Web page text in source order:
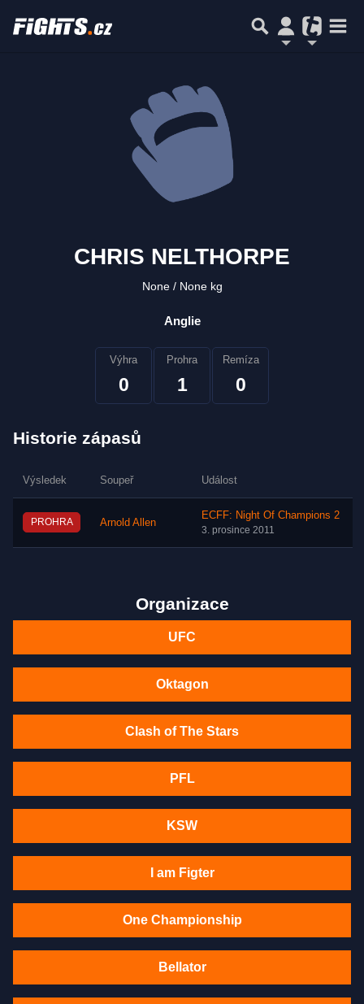
CHRIS NELTHORPE
None None kg
Anglie
Výhra
0
Prohra
1
Remíza
0
Historie zápasů
Výsledek Soupeř Událost
PROHRA Arnold Allen
ECFF: Night Of Champions 2
3. prosince 2011
Organizace
UFC
Oktagon
Clash of The Stars
PFL
KSW
I am Figter
One Championship
Bellator